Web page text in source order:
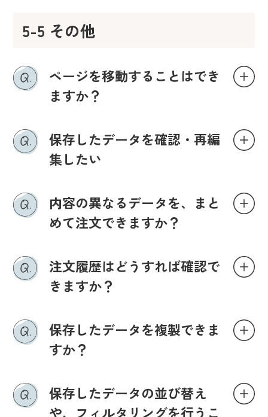
5-5 その他
ページを移動することはでき
ますか？
保存したデータを確認・再編
集したい
内容の異なるデータを、まと
めて注文できますか？
注文履歴はどうすれば確認で
きますか？
保存したデータを複製できま
すか？
保存したデータの並び替え
や、フィルタリングを行うこ